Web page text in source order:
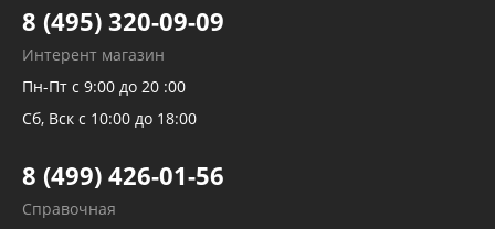
Тормозных трубок
Рукавов гидроусилителей
Рукавов компрессоров и турбин
Трубок кондиционеров
Развертка пайка медных стальных
алюминиевых трубок и штуцеров
8 (495) 320-09-09
Интерент магазин
Пн-Пт с 9:00 до 20 :00
Сб, Вск с 10:00 до 18:00
8 (499) 426-01-56
Справочная